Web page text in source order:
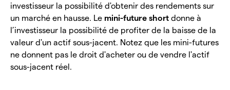
investisseur la possibilité d'obtenir des rendements sur
un marché en hausse. Le mini-future short donne à
l’investisseur la possibilité de profiter de la baisse de la
valeur d'un actif sous-jacent. Notez que les mini-futures
ne donnent pas le droit d'acheter ou de vendre l'actif
sous-jacent réel.